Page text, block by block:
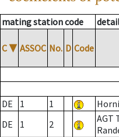
mating station code
C ▼ ASSOC No. D Code
DE 1 1
DE
1 2
AGT